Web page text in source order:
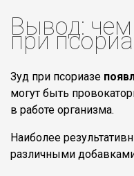
Вывод:
при
Зуд при псориазе
могут быть
в работе организма.
Наиболее
различными